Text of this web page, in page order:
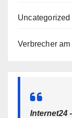
Verbrecher am
Internet24